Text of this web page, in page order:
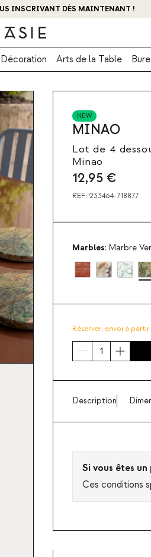
INSCRIVANT DÈS MAINTENANT !
Décoration Arts de la Table
NEW
MINAO
Lot de 4
Minao
12,95 €
REF: 233464-718877
Marbles: Marbre
Réserver, envoi à
Description
Si vous êtes
Ces conditions